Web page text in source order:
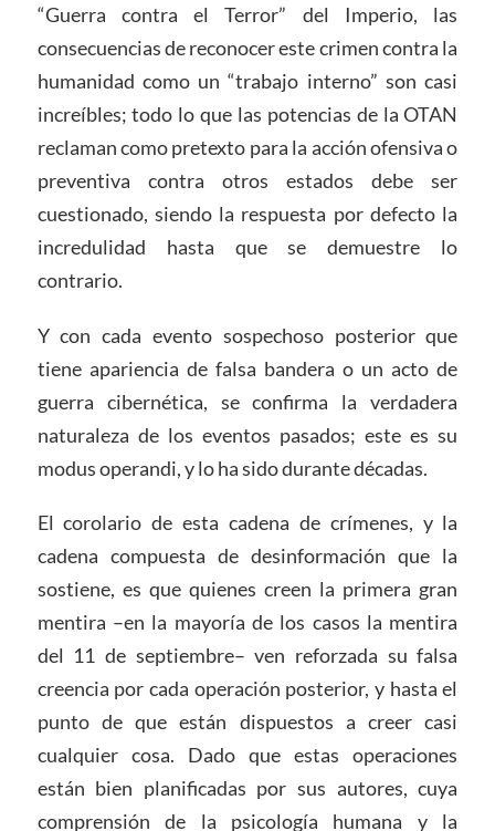
“Guerra contra el Terror” del Imperio, las
consecuencias de reconocer este crimen contra la
humanidad como un “trabajo interno” son casi
increíbles; todo lo que las potencias de la OTAN
reclaman como pretexto para la acción ofensiva o
preventiva contra otros estados debe ser
cuestionado, siendo la respuesta por defecto la
incredulidad hasta que se demuestre lo
contrario.
Y con cada evento sospechoso posterior que
tiene apariencia de falsa bandera o un acto de
guerra cibernética, se confirma la verdadera
naturaleza de los eventos pasados; este es su
modus operandi, y lo ha sido durante décadas.
El corolario de esta cadena de crímenes, y la
cadena compuesta de desinformación que la
sostiene, es que quienes creen la primera gran
mentira –en la mayoría de los casos la mentira
del 11 de septiembre– ven reforzada su falsa
creencia por cada operación posterior, y hasta el
punto de que están dispuestos a creer casi
cualquier cosa. Dado que estas operaciones
están bien planificadas por sus autores, cuya
comprensión de la psicología humana y la